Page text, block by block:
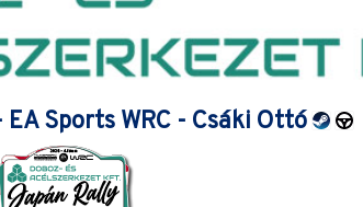
Sports WRC - Csáki Ottó